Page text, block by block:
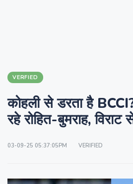
VERFIED
कोहली से डरता है
रहे रोहित-बुमराह,
03-09-25 05:37:05PM VERIFIED